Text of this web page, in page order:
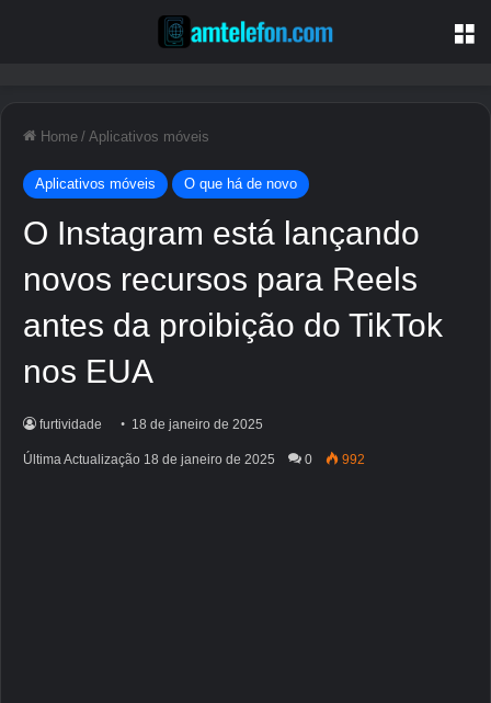
Home / Aplicativos móveis
Aplicativos móveis O que há de novo
O Instagram está lançando
novos recursos para Reels
antes da proibição do TikTok
nos EUA
furtividade 18 de janeiro de 2025
Última Actualização 18 de janeiro de 2025 0 992